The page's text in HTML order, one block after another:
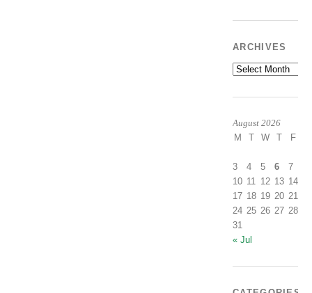
ARCHIVES
Archives
August 2026
M T W T F
3
4 5 6 7
10 11 12 13 14
17 18 19 20 21
24 25 26 27 28
31
« Jul